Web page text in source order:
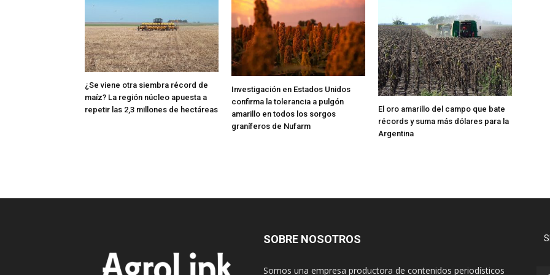
¿Se viene otra siembra récord de
maíz? La región núcleo apuesta a
repetir las 2,3 millones de hectáreas
Investigación en Estados Unidos
confirma la tolerancia a pulgón
amarillo en todos los sorgos
graníferos de Nufarm
El oro amarillo del campo que bate
récords y suma más dólares para la
Argentina
SOBRE NOSOTROS
Somos una empresa productora de contenidos periodísticos